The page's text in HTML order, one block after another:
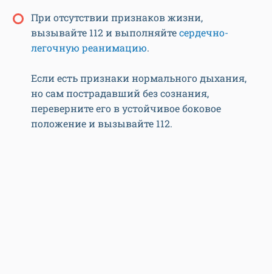
При отсутствии признаков жизни,
вызывайте 112 и выполняйтесердечно-
легочную реанимацию.
Если есть признаки нормального дыхания,
но сам пострадавший без сознания,
переверните его в устойчивое боковое
положение и вызывайте 112.